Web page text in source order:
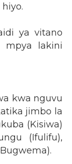
ya vitano
mpya lakini
kwa nguvu
jimbo la
(Kisiwa)
(Ifulifu),